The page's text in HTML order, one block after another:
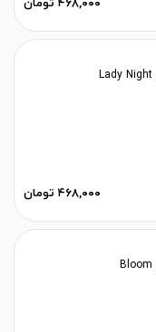
۴۶۸,۰۰۰ تومان
۴۶۸,۰۰۰ تومان